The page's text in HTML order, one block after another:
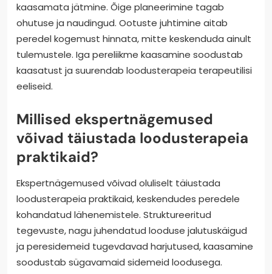
kaasamata jätmine. Õige planeerimine tagab
ohutuse ja naudingud. Ootuste juhtimine aitab
peredel kogemust hinnata, mitte keskenduda ainult
tulemustele. Iga pereliikme kaasamine soodustab
kaasatust ja suurendab loodusterapeia terapeutilisi
eeliseid.
Millised ekspertnägemused
võivad täiustada loodusterapeia
praktikaid?
Ekspertnägemused võivad oluliselt täiustada
loodusterapeia praktikaid, keskendudes peredele
kohandatud lähenemistele. Struktureeritud
tegevuste, nagu juhendatud looduse jalutuskäigud
ja peresidemeid tugevdavad harjutused, kaasamine
soodustab sügavamaid sidemeid loodusega.